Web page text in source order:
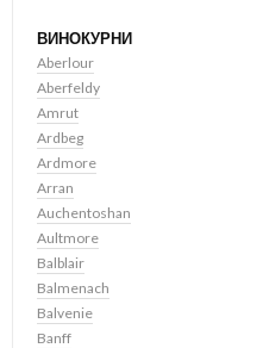
ВИНОКУРНИ
Aberlour
Aberfeldy
Amrut
Ardbeg
Ardmore
Arran
Auchentoshan
Aultmore
Balblair
Balmenach
Balvenie
Banff